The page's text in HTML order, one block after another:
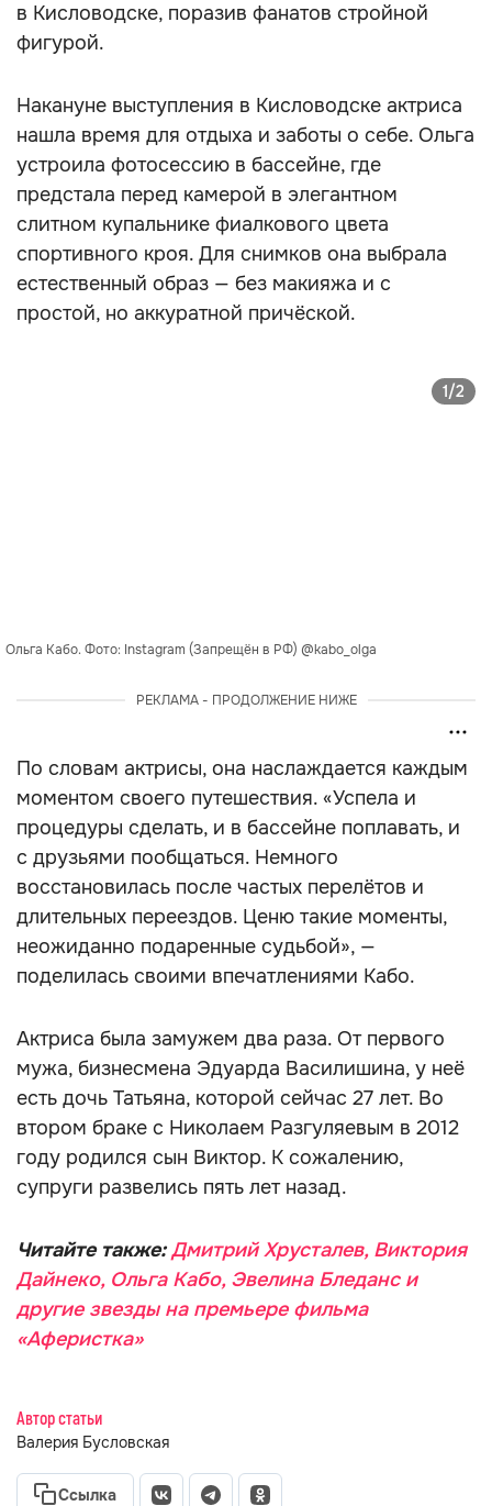
в Кисловодске, поразив фанатов стройной
фигурой.
Накануне выступления в Кисловодске актриса
нашла время для отдыха и заботы о себе. Ольга
устроила фотосессию в бассейне, где
предстала перед камерой в элегантном
слитном купальнике фиалкового цвета
спортивного кроя. Для снимков она выбрала
естественный образ — без макияжа и с
простой, но аккуратной причёской.
Ольга Кабо. Фото: Instagram (Запрещён в РФ) @kabo_olga
1/2
РЕКЛАМА - ПРОДОЛЖЕНИЕ НИЖЕ
По словам актрисы, она наслаждается каждым
моментом своего путешествия. «Успела и
процедуры сделать, и в бассейне поплавать, и
с друзьями пообщаться. Немного
восстановилась после частых перелётов и
длительных переездов. Ценю такие моменты,
неожиданно подаренные судьбой», —
поделилась своими впечатлениями Кабо.
Актриса была замужем два раза. От первого
мужа, бизнесмена Эдуарда Василишина, у неё
есть дочь Татьяна, которой сейчас 27 лет. Во
втором браке с Николаем Разгуляевым в 2012
году родился сын Виктор. К сожалению,
супруги развелись пять лет назад.
Читайте также:Дмитрий Хрусталев, Виктория
Дайнеко, Ольга Кабо, Эвелина Бледанс и
другие звезды на премьере фильма
«Аферистка»
Автор статьи
Валерия Бусловская
Ссылка